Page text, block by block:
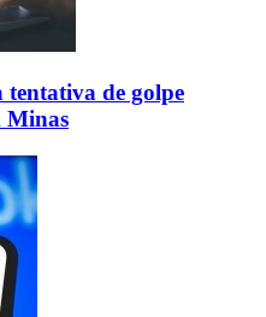
tentativa de golpe
Minas